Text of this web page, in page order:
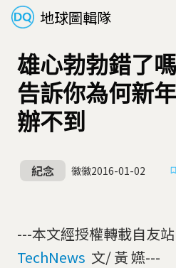
地球圖輯隊
雄心勃勃錯了
告訴你為何新
辦不到
紀念 徽徽2016-01-02
---本文經授權轉載自友站
TechNews 文/ 黃 嬿---